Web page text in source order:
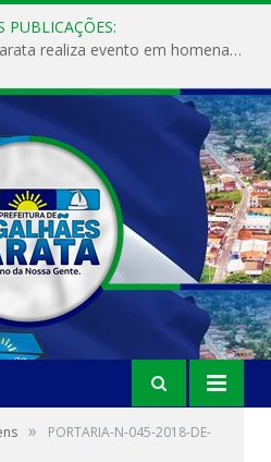
PUBLICAÇÕES:
Prefeitura de Magalhães Barata realiza evento em homenagem ao Dia Internacional da Mulher
»
PORTARIA-N-045-2018-DE-